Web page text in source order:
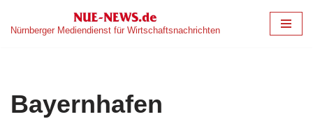
Zum
Nürnberger Mediendienst für Wirtschaftsnachrichten
Bayernhafen